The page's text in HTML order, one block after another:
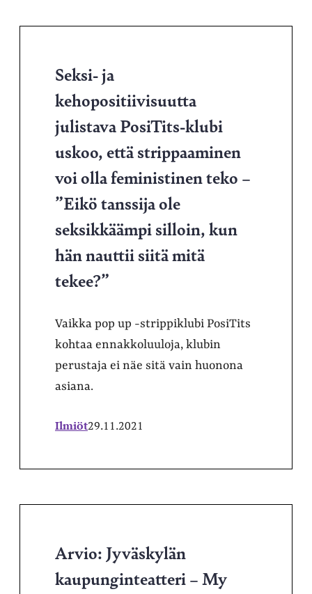
Seksi- ja
kehopositiivisuutta
julistava PosiTits-klubi
uskoo, että strippaaminen
voi olla feministinen teko –
”Eikö tanssija ole
seksikkäämpi silloin, kun
hän nauttii siitä mitä
tekee?”
Vaikka pop up -strippiklubi PosiTits
kohtaa ennakkoluuloja, klubin
perustaja ei näe sitä vain huonona
asiana.
Ilmiöt29.11.2021
Arvio: Jyväskylän
kaupunginteatteri – My